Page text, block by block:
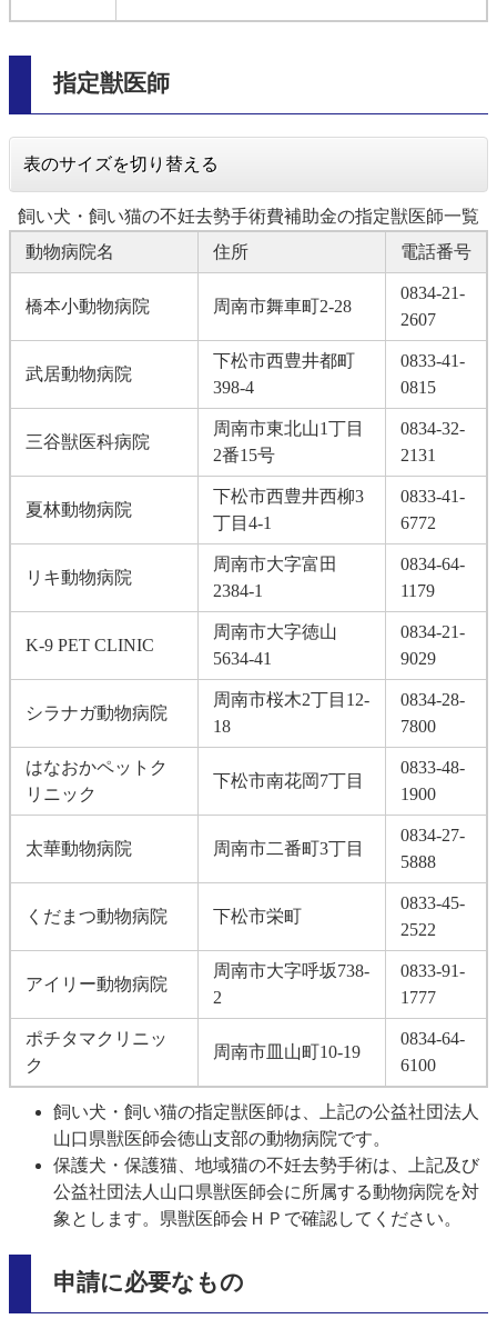
指定獣医師
表のサイズを切り替える
飼い犬・飼い猫の不妊去勢手術費補助金の指定獣医師一覧
動物病院名
住所 電話番号
橋本小動物病院 周南市舞車町2‐28
0834-21-
2607
武居動物病院
下松市西豊井都町
398‐4
0833-41-
0815
三谷獣医科病院
周南市東北山1丁目
2番15号
0834-32-
2131
夏林動物病院
下松市西豊井西柳3
丁目4-1
0833-41-
6772
リキ動物病院
周南市大字富田
2384‐1
0834-64-
1179
K‐9 PET CLINIC
周南市大字徳山
5634‐41
0834-21-
9029
シラナガ動物病院
周南市桜木2丁目12-
18
0834-28-
7800
はなおかペットク
リニック
下松市南花岡7丁目
0833-48-
1900
太華動物病院 周南市二番町3丁目
0834-27-
5888
くだまつ動物病院 下松市栄町
0833-45-
2522
アイリー動物病院
周南市大字呼坂738‐
2
0833-91-
1777
ポチタマクリニッ
ク
周南市皿山町10-19
0834-64-
6100
飼い犬・飼い猫の指定獣医師は、上記の公益社団法人
山口県獣医師会徳山支部の動物病院です。
保護犬・保護猫、地域猫の不妊去勢手術は、上記及び
公益社団法人山口県獣医師会に所属する動物病院を対
象とします。県獣医師会ＨＰで確認してください。
申請に必要なもの